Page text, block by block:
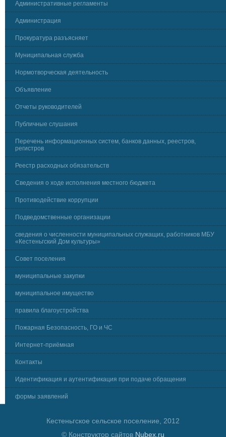
Административные регламенты
Администрация
Прокуратура разъясняет
Муниципальная служба
Нормотворческая деятельность
Объявление
Отчеты руководителей
Публичные слушания
Перечень информационных систем, банков данных, реестров,
регистров
Реестр расходных обязательств
Сведения о ходе исполнения местного бюджета
Противодействие коррупции
Подведомственные организации
сведения о численности муниципальных служащих, работников МБУ
«Кестеньгский Дом культуры»
Совет поселения
муниципальные закупки
муниципальное имущество
правила благоустройства
Пожарная Безопасность, ГО и ЧС
Интернет-приёмная
Контакты
Идентификация и аутентификация при подаче обращения
формы заявлений
Кестеньгское сельское поселение, 2012
© Конструктор сайтов Nubex.ru